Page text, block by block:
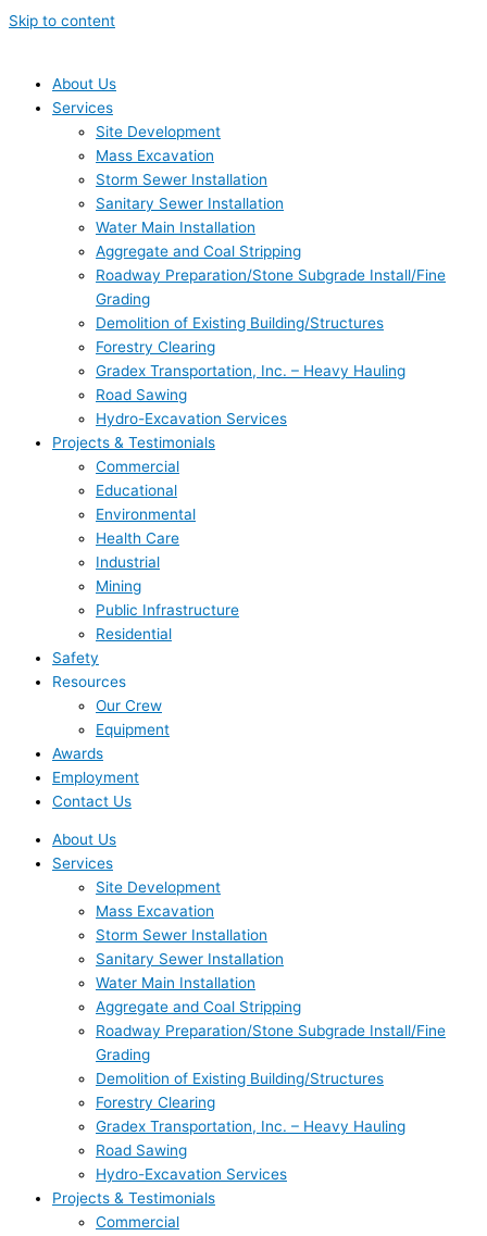
Skip to content
About Us
Services
Site Development
Mass Excavation
Storm Sewer Installation
Sanitary Sewer Installation
Water Main Installation
Aggregate and Coal Stripping
Roadway Preparation/Stone Subgrade Install/Fine
Grading
Demolition of Existing Building/Structures
Forestry Clearing
Gradex Transportation, Inc. – Heavy Hauling
Road Sawing
Hydro-Excavation Services
Projects & Testimonials
Commercial
Educational
Environmental
Health Care
Industrial
Mining
Public Infrastructure
Residential
Safety
Resources
Our Crew
Equipment
Awards
Employment
Contact Us
About Us
Services
Site Development
Mass Excavation
Storm Sewer Installation
Sanitary Sewer Installation
Water Main Installation
Aggregate and Coal Stripping
Roadway Preparation/Stone Subgrade Install/Fine
Grading
Demolition of Existing Building/Structures
Forestry Clearing
Gradex Transportation, Inc. – Heavy Hauling
Road Sawing
Hydro-Excavation Services
Projects & Testimonials
Commercial